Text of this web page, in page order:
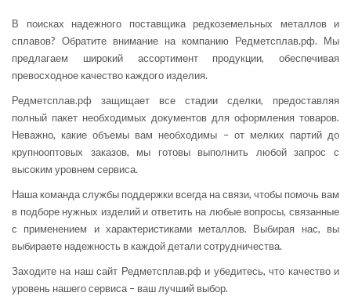
В поисках надежного поставщика редкоземельных металлов и
сплавов? Обратите внимание на компанию Редметсплав.рф. Мы
предлагаем широкий ассортимент продукции, обеспечивая
превосходное качество каждого изделия.
Редметсплав.рф защищает все стадии сделки, предоставляя
полный пакет необходимых документов для оформления товаров.
Неважно, какие объемы вам необходимы – от мелких партий до
крупнооптовых заказов, мы готовы выполнить любой запрос с
высоким уровнем сервиса.
Наша команда службы поддержки всегда на связи, чтобы помочь вам
в подборе нужных изделий и ответить на любые вопросы, связанные
с применением и характеристиками металлов. Выбирая нас, вы
выбираете надежность в каждой детали сотрудничества.
Заходите на наш сайт Редметсплав.рф и убедитесь, что качество и
уровень нашего сервиса – ваш лучший выбор.